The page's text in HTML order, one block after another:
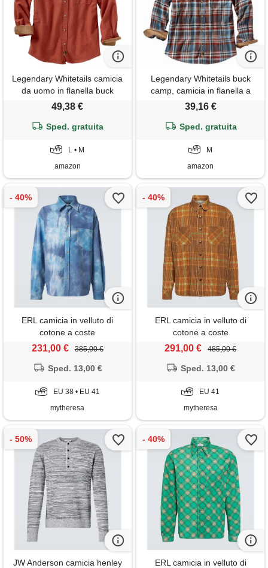
Legendary Whitetails camicia
da uomo in flanella buck
camp, a quadri, casual, a
polsini in velluto a coste, m
49,38 €
Sped. gratuita
L • M
amazon
Legendary Whitetails buck
camp, camicia in flanella a
maniche lunghe, da uomo,
confezione da 1
39,16 €
Sped. gratuita
M
amazon
ERL camicia in velluto di
cotone a coste
231,00 € 385,00 €
Sped. 13,00 €
EU 38 • EU 41
mytheresa
ERL camicia in velluto di
cotone a coste
291,00 € 485,00 €
Sped. 13,00 €
EU 41
mytheresa
JW Anderson camicia henley
ERL camicia in velluto di